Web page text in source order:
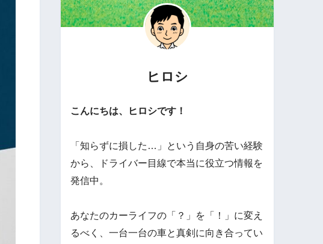
ヒロシ
こんにちは、ヒロシです！
「知らずに損した…」という自身の苦い経験
から、ドライバー目線で本当に役立つ情報を
発信中。
あなたのカーライフの「？」を「！」に変え
るべく、一台一台の車と真剣に向き合ってい